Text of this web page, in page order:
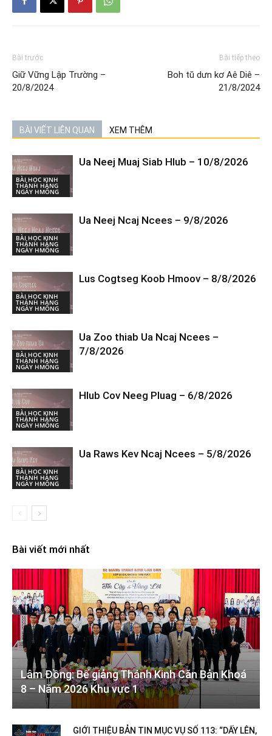
Bài trước
Giữ Vững Lập Trường –
20/8/2024
Bài tiếp theo
Boh tŭ dưn kơ Aê Diê –
21/8/2024
BÀI VIẾT LIÊN QUAN XEM THÊM
BÀI HỌC KINH
THÁNH HÀNG
NGÀY HMÔNG
Ua Neej Muaj Siab Hlub – 10/8/2026
BÀI HỌC KINH
THÁNH HÀNG
NGÀY HMÔNG
Ua Neej Ncaj Ncees – 9/8/2026
BÀI HỌC KINH
THÁNH HÀNG
NGÀY HMÔNG
Lus Cogtseg Koob Hmoov – 8/8/2026
BÀI HỌC KINH
THÁNH HÀNG
NGÀY HMÔNG
Ua Zoo thiab Ua Ncaj Ncees –
7/8/2026
BÀI HỌC KINH
THÁNH HÀNG
NGÀY HMÔNG
Hlub Cov Neeg Pluag – 6/8/2026
BÀI HỌC KINH
THÁNH HÀNG
NGÀY HMÔNG
Ua Raws Kev Ncaj Ncees – 5/8/2026
Bài viết mới nhất
Lâm Đồng: Bế giảng Thánh Kinh Căn Bản Khoá
8 – Năm 2026 Khu vực 1
GIỚI THIỆU BẢN TIN MỤC VỤ SỐ 113: “DẤY LÊN,